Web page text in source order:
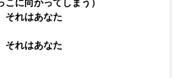
れはあなた
れはあなた